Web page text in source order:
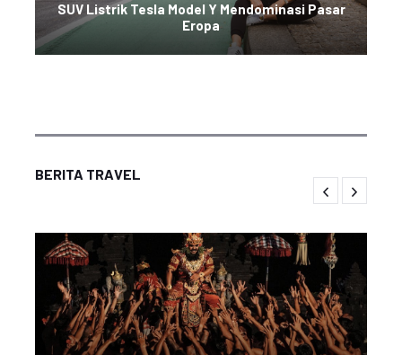
SUV Listrik Tesla Model Y Mendominasi Pasar
Eropa
BERITA TRAVEL